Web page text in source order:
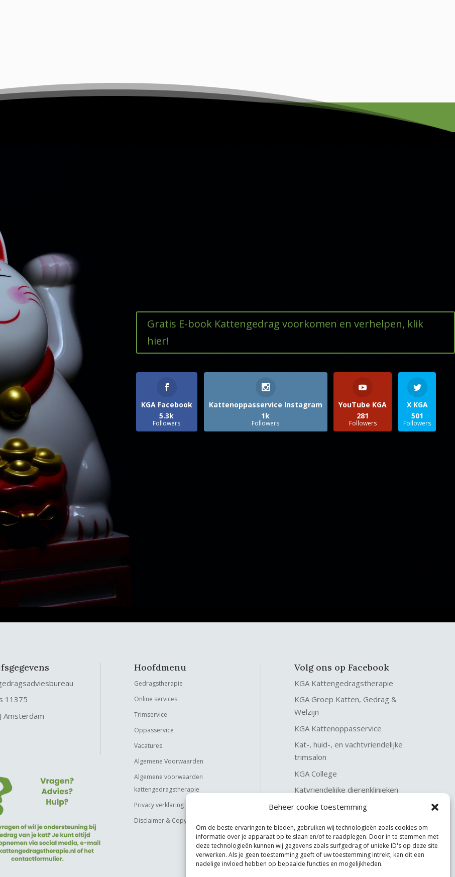
Beheer cookie toestemming
Om de beste ervaringen te bieden, gebruiken wij technologieën zoals cookies om
informatie over je apparaat op te slaan en/of te raadplegen. Door in te stemmen met
deze technologieën kunnen wij gegevens zoals surfgedrag of unieke ID's op deze site
verwerken. Als je geen toestemming geeft of uw toestemming intrekt, kan dit een
nadelige invloed hebben op bepaalde functies en mogelijkheden.
Gratis E-book Kattengedrag voorkomen en verhelpen, klik
hier!
KGA Facebook
5.3k
Followers
Kattenoppasservice Instagram
1k
Followers
YouTube KGA
281
Followers
X KGA
501
Followers
11375
Amsterdam
Hoofdmenu
Gedragstherapie
Online services
Trimservice
Oppasservice
Vacatures
Algemene Voorwaarden
Algemene voorwaarden
kattengedragstherapie
Privacy verklaring
Disclaimer & Copyright
Volg ons op Facebook
KGA Kattengedragstherapie
KGA Groep Katten, Gedrag &
Welzijn
KGA Kattenoppasservice
Kat-, huid-, en vachtvriendelijke
trimsalon
KGA College
Katvriendelijke dierenklinieken
KGA Katteninterieurservice